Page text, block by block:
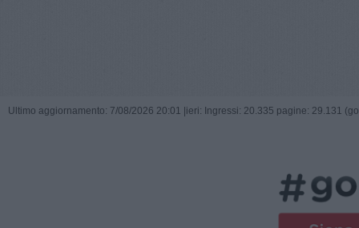
Ultimo aggiornamento: 7/08/2026 20:01 | ieri: Ingressi: 20.335 pagine: 29.131